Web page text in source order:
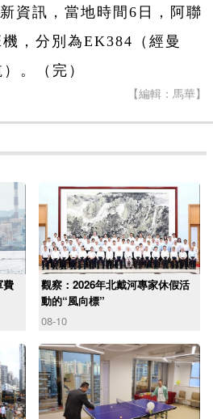
資訊，當地時間6日，阿聯
，分別為EK384（經曼
。（完）
【編輯：馬華】
費
觀察：2026年北戴河專家休假活
動的“風向標”
08-10